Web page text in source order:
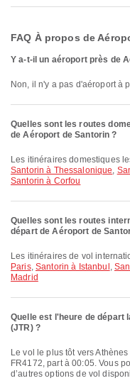
FAQ À propos de
Y a-t-il un aéroport près de
Non, il n'y a pas d'aéroport à
Quelles sont les routes
de Aéroport de Santorin ?
Les itinéraires domestiques
Santorin à Thessalonique,
Santorin à Corfou
Quelles sont les routes
départ de Aéroport de
Les itinéraires de vol
Paris, Santorin à Istanbul ,
Madrid
Quelle est l'heure de départ
(JTR) ?
Le vol le plus tôt vers Athènes avec Ryanair, portant le code de vol
FR4172, part à 00:05. Vous
d’autres options de vol